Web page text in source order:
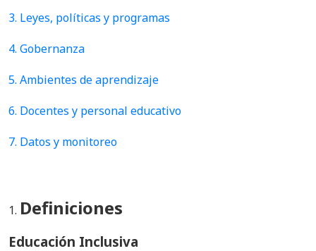
3. Leyes, políticas y programas
4. Gobernanza
5. Ambientes de aprendizaje
6. Docentes y personal educativo
7. Datos y monitoreo
Definiciones
Educación Inclusiva